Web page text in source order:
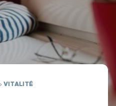
›VITALITÉ